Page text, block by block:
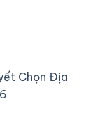
Chọn Địa